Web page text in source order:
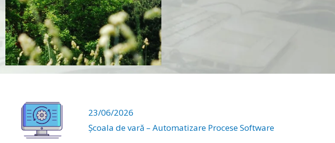
23/06/2026
Școala de vară – Automatizare Procese Software